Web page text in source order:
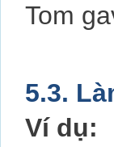
Tom
5.3.
Ví dụ: